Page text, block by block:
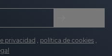
privacidad política de cookies